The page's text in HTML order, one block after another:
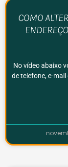
COMO
No vídeo abaixo
de telefone, e-